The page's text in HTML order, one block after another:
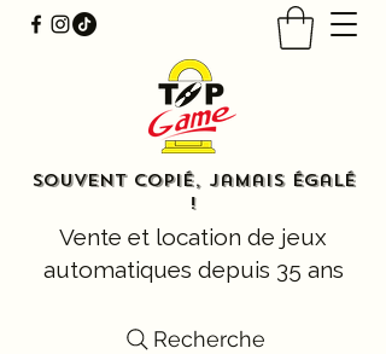
Souvent copié, jamais égalé
!
Vente et location de jeux
automatiques depuis 35 ans
Recherche